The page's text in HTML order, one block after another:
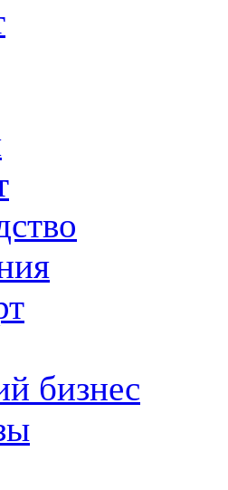
бизнес